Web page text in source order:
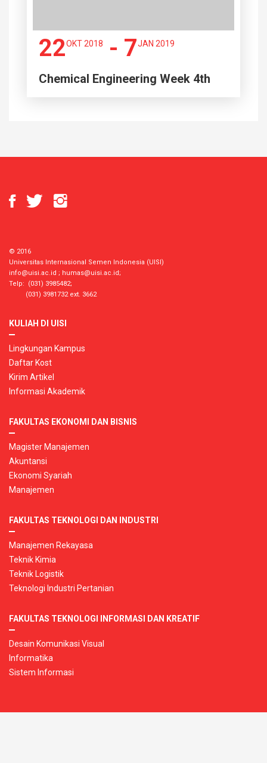
22OKT 2018 - 7JAN 2019
Chemical Engineering Week 4th
© 2016
Universitas Internasional Semen Indonesia (UISI)
info@uisi.ac.id ; humas@uisi.ac.id;
Telp: (031) 3985482;
(031) 3981732 ext. 3662
KULIAH DI UISI
Lingkungan Kampus
Daftar Kost
Kirim Artikel
Informasi Akademik
FAKULTAS EKONOMI DAN BISNIS
Magister Manajemen
Akuntansi
Ekonomi Syariah
Manajemen
FAKULTAS TEKNOLOGI DAN INDUSTRI
Manajemen Rekayasa
Teknik Kimia
Teknik Logistik
Teknologi Industri Pertanian
FAKULTAS TEKNOLOGI INFORMASI DAN KREATIF
Desain Komunikasi Visual
Informatika
Sistem Informasi